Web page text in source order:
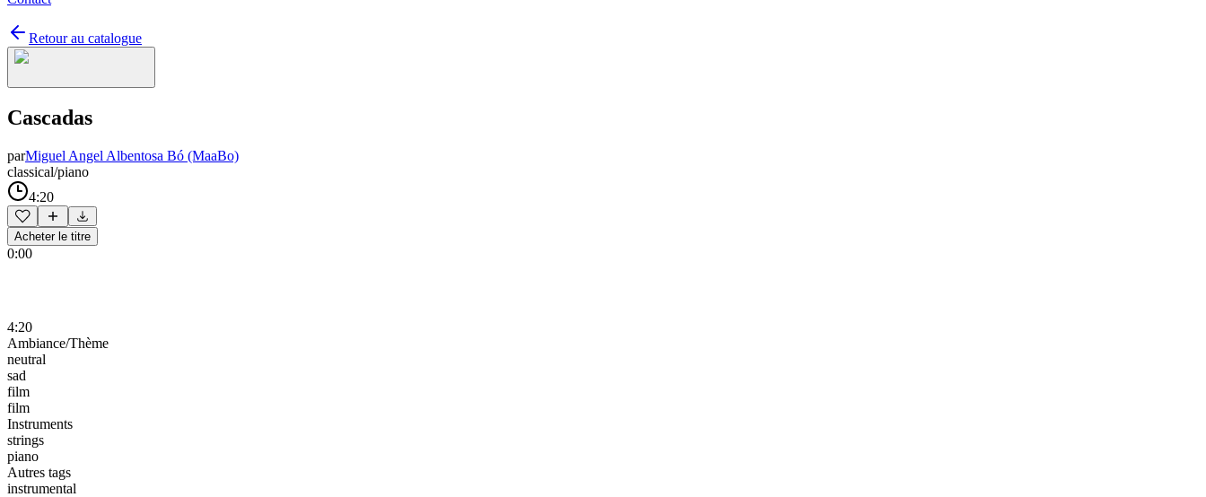
Retour au catalogue
Cascadas
parMiguel Angel Albentosa Bó (MaaBo)
classical/piano
4:20
Acheter le titre
0:00
4:20
Ambiance/Thème
neutral
sad
film
film
Instruments
strings
piano
Autres tags
instrumental